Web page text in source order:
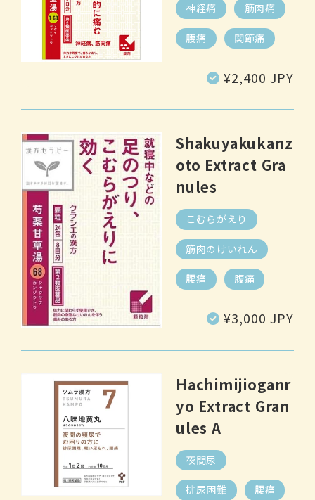
神経痛 筋肉痛
腰痛 関節痛
Regular
¥2,400 JPY
Shakuyakukanz
oto Extract Gra
nules
こむらがえり
筋肉のけいれん
腰痛 腹痛
Regular
¥3,000 JPY
Hachimijioganr
yo Extract Gran
ules A
夜間尿
排尿困難 腰痛